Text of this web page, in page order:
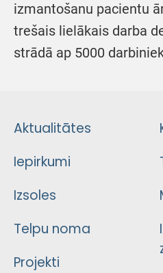
izmantošanu pacientu
trešais lielākais darba
strādā ap 5000
Aktualitātes
Iepirkumi
Izsoles
Telpu noma
Projekti